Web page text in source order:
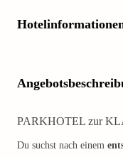
PARKHOTEL zur
Du suchst nach einem